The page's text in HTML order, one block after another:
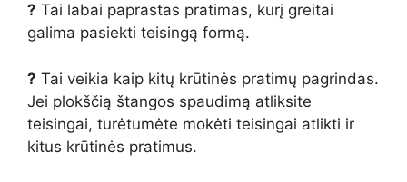
? Tai labai paprastas pratimas, kurį greitai
galima pasiekti teisingą formą.
? Tai veikia kaip kitų krūtinės pratimų pagrindas.
Jei plokščią štangos spaudimą atliksite
teisingai, turėtumėte mokėti teisingai atlikti ir
kitus krūtinės pratimus.